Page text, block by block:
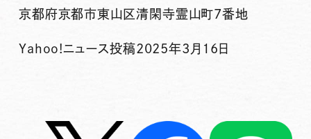
京都府京都市東山区清閑寺霊山町7番地
Yahoo!ニュース投稿2025年3月16日